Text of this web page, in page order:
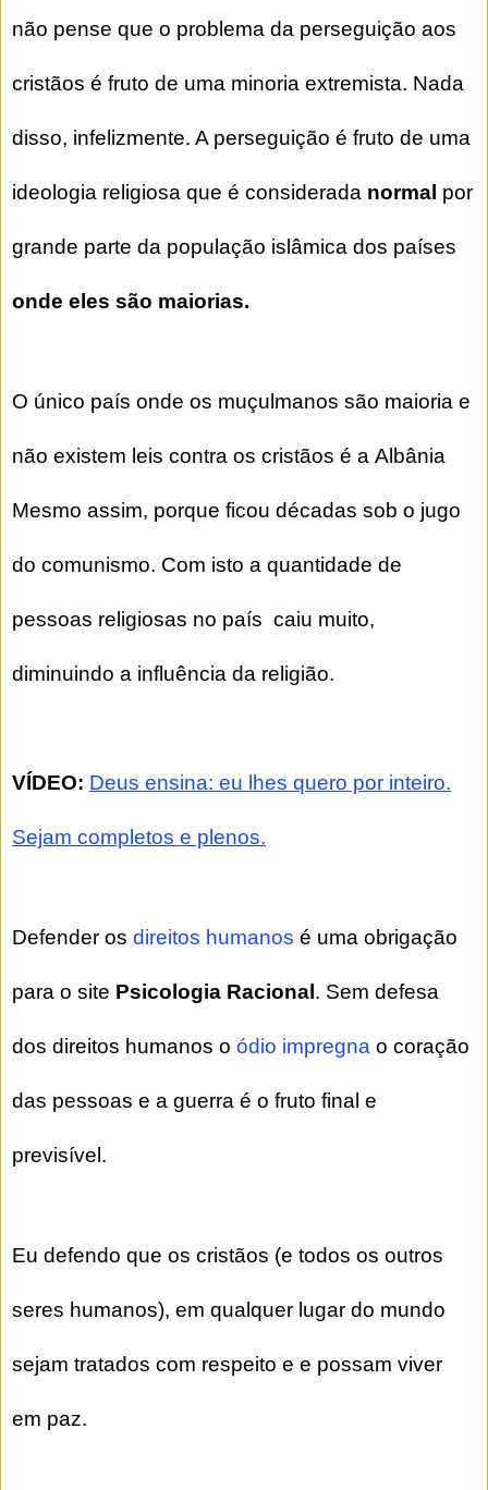
não pense que o problema da perseguição aos
cristãos é fruto de uma minoria extremista. Nada
disso, infelizmente. A perseguição é fruto de uma
ideologia religiosa que é considerada normal por
grande parte da população islâmica dos países
onde eles são maiorias.
O único país onde os muçulmanos são maioria e
não existem leis contra os cristãos é a Albânia
Mesmo assim, porque ficou décadas sob o jugo
do comunismo. Com isto a quantidade de
pessoas religiosas no país caiu muito,
diminuindo a influência da religião.
VÍDEO: Deus ensina: eu lhes quero por inteiro.
Sejam completos e plenos.
Defender os direitos humanos é uma obrigação
para o site Psicologia Racional . Sem defesa
dos direitos humanos o ódio impregna o coração
das pessoas e a guerra é o fruto final e
previsível.
Eu defendo que os cristãos (e todos os outros
seres humanos), em qualquer lugar do mundo
sejam tratados com respeito e e possam viver
em paz.